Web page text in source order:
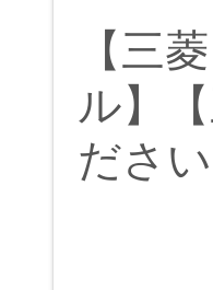
【三
ル】
ださい